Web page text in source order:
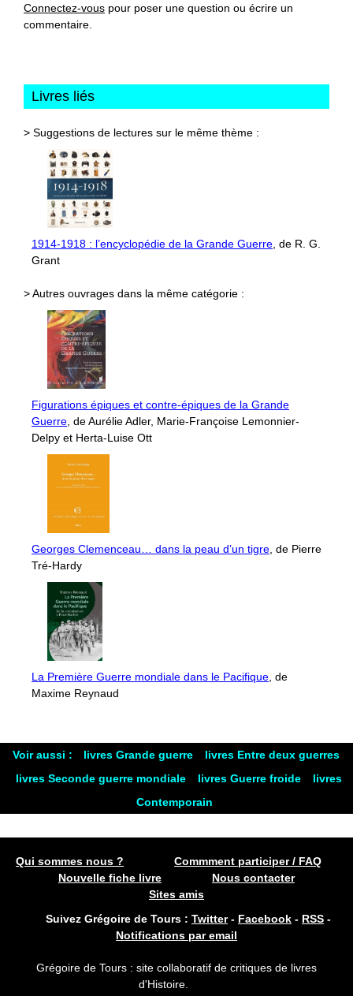
Connectez-vous pour poser une question ou écrire un
commentaire.
Livres liés
> Suggestions de lectures sur le même thème :
1914-1918 : l’encyclopédie de la Grande Guerre, de R. G.
Grant
> Autres ouvrages dans la même catégorie :
Figurations épiques et contre-épiques de la Grande
Guerre, de Aurélie Adler, Marie-Françoise Lemonnier-
Delpy et Herta-Luise Ott
Georges Clemenceau… dans la peau d’un tigre, de Pierre
Tré-Hardy
La Première Guerre mondiale dans le Pacifique, de
Maxime Reynaud
Voir aussi : livres Grande guerre
livres Entre deux guerres
livres Seconde guerre mondiale
livres Guerre froide
livres
Contemporain
Qui sommes nous ?
Commment participer / FAQ
Nouvelle fiche livre
Nous contacter
Sites amis
Suivez Grégoire de Tours : Twitter- Facebook - RSS -
Notifications par email
Grégoire de Tours : site collaboratif de critiques de livres
d'Histoire.